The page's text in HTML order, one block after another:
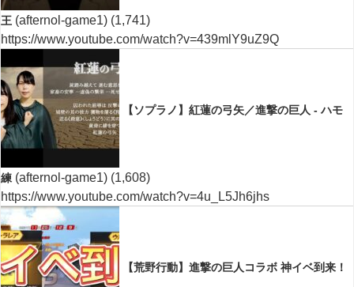
王 (afternol-game1) (1,741)
https://www.youtube.com/watch?v=439mlY9uZ9Q
【ソプラノ】紅蓮の弓矢／進撃の巨人 - ハモ
練 (afternol-game1) (1,608)
https://www.youtube.com/watch?v=4u_L5Jh6jhs
【荒野行動】進撃の巨人コラボ 神イベ到来！